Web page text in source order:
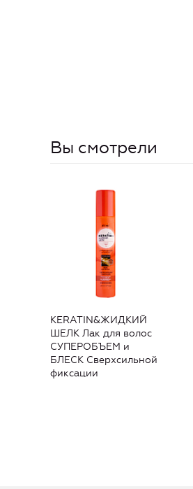
Вы смотрели
KERATIN&ЖИДКИЙ
ШЕЛК Лак для волос
СУПЕРОБЪЕМ и
БЛЕСК Сверхсильной
фиксации